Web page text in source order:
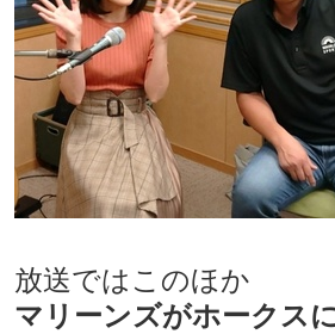
放送ではこのほか
マリーンズがホークス